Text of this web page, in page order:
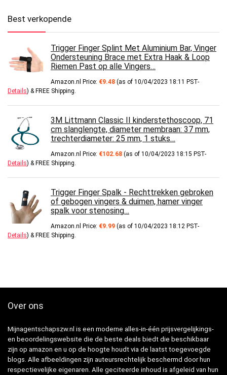
Best verkopende
Trigger Finger Splint Met Aluminium Bar, Vinger
Ondersteuning Brace met Extra Haak & Loop
Riemen Past op alle Vingers…
Amazon.nl Price: €9.48 (as of 10/04/2023 18:11 PST-
Details) & FREE Shipping
3M Littmann Classic II kinderstethoscoop, 71
cm slanglengte, diameter membraan: 37 mm,
trechterdiameter: 25 mm, 1 stuks…
Amazon.nl Price: €102.68 (as of 10/04/2023 18:15 PST-
Details) & FREE Shipping
Trigger Finger Spalk - Rechttrekken gebroken
of gebogen vingers & duimen, hamer vinger
spalk voor stenosing…
Amazon.nl Price: €9.99 (as of 10/04/2023 18:12 PST-
Details) & FREE Shipping
Over ons
Mijnagentschapszw.nl is een moderne alles-in-één prijsvergelijkings-
en beoordelingswebsite die de beste deals biedt die beschikbaar
zijn op amazon en u op de hoogte houdt via de laatst toegevoegde
blogs. Alle afbeeldingen zijn auteursrechtelijk beschermd door hun
respectievelijke eigenaren. Alle geciteerde inhoud is afgeleid van hun